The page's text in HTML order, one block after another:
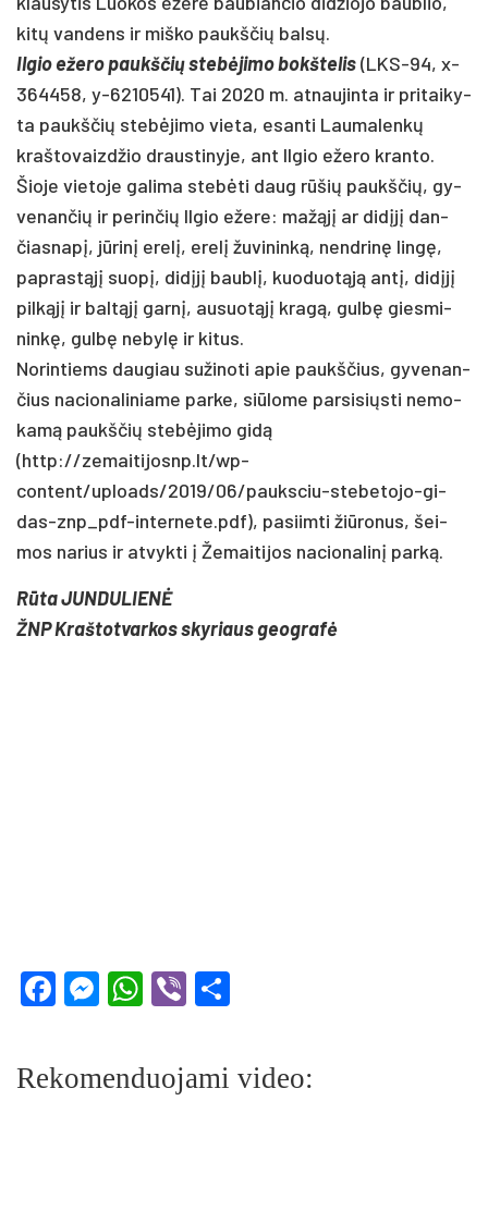
kitų van­dens ir miš­ko paukš­čių balsų.
Il­gio eže­ro paukš­čių stebė­ji­mo bokš­te­lis(LKS-94, x-
364458, y-6210541). Tai 2020 m. at­nau­jin­ta ir pri­tai­ky­
ta paukš­čių stebė­ji­mo vie­ta, esan­ti Lau­ma­lenkų
kraš­tovaizd­žio draus­ti­ny­je, ant Il­gio eže­ro kran­to.
Šio­je vie­to­je ga­li­ma stebė­ti daug rūšių paukš­čių, gy­
ve­nan­čių ir pe­rin­čių Il­gio eže­re: mažąjį ar didįjį dan­
čias­napį, jūrinį erelį, erelį žu­vi­ninką, nend­rinę lingę,
pa­prastąjį suopį, didįjį baublį, kuo­duotąją ant­į, didįjį
pilkąjį ir baltąjį garnį, au­suotąjį kragą, gulbę gies­mi­
ninkę, gulbę ne­bylę ir kitus.
No­rin­tiems dau­giau su­ži­no­ti apie paukš­čius, gy­ve­nan­
čius na­cio­na­li­nia­me par­ke, siū­lo­me par­si­siųs­ti ne­mo­
kamą paukš­čių stebė­ji­mo gidą
(http://zemaitijosnp.lt/wp-
content/uploads/2019/06/pauksciu-ste­be­to­jo-gi­
das-znp_pdf-in­ter­ne­te.pdf), pa­siim­ti žiū­ro­nus, šei­
mos na­rius ir at­vyk­ti į Že­mai­ti­jos na­cio­na­linį par­ką.
Rūta JUN­DU­LIENĖ
ŽNP Kraš­tot­var­kos sky­riaus geog­rafė
Facebook
Messenger
WhatsApp
Viber
Rekomenduojami video: